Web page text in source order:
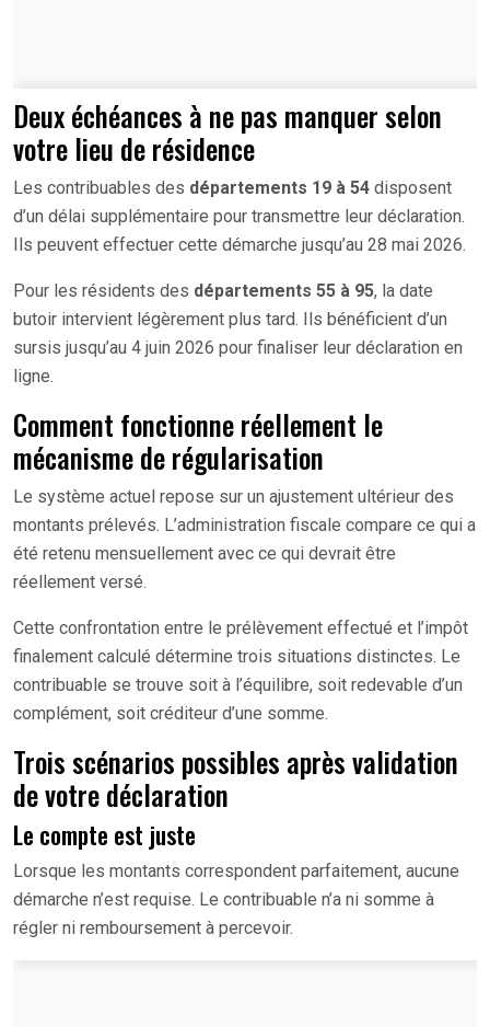
Deux échéances à ne pas manquer selon
votre lieu de résidence
Les contribuables des départements 19 à 54 disposent
d’un délai supplémentaire pour transmettre leur déclaration.
Ils peuvent effectuer cette démarche jusqu’au 28 mai 2026.
Pour les résidents des départements 55 à 95, la date
butoir intervient légèrement plus tard. Ils bénéficient d’un
sursis jusqu’au 4 juin 2026 pour finaliser leur déclaration en
ligne.
Comment fonctionne réellement le
mécanisme de régularisation
Le système actuel repose sur un ajustement ultérieur des
montants prélevés. L’administration fiscale compare ce qui a
été retenu mensuellement avec ce qui devrait être
réellement versé.
Cette confrontation entre le prélèvement effectué et l’impôt
finalement calculé détermine trois situations distinctes. Le
contribuable se trouve soit à l’équilibre, soit redevable d’un
complément, soit créditeur d’une somme.
Trois scénarios possibles après validation
de votre déclaration
Le compte est juste
Lorsque les montants correspondent parfaitement, aucune
démarche n’est requise. Le contribuable n’a ni somme à
régler ni remboursement à percevoir.